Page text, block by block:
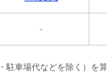
-
車場代などを除く）を